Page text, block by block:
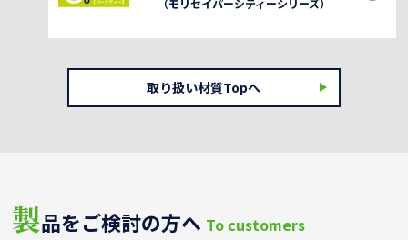
（モリセイパーシティーシリーズ）
取り扱い材質Topへ
製品をご検討の方へ To customers